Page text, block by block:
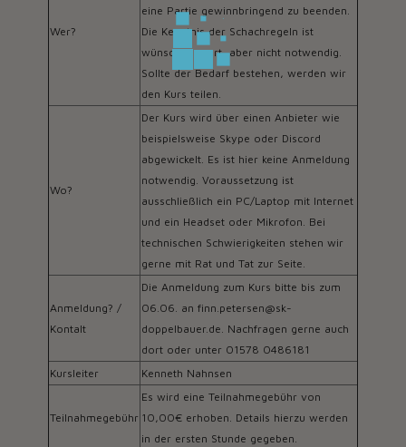
Wer?
eine Partie gewinnbringend zu beenden.
Die Kenntnis der Schachregeln ist
wünschenswert, aber nicht notwendig.
Sollte der Bedarf bestehen, werden wir
den Kurs teilen.
Wo?
Der Kurs wird über einen Anbieter wie
beispielsweise Skype oder Discord
abgewickelt. Es ist hier keine Anmeldung
notwendig. Voraussetzung ist
ausschließlich ein PC/Laptop mit Internet
und ein Headset oder Mikrofon. Bei
technischen Schwierigkeiten stehen wir
gerne mit Rat und Tat zur Seite.
Anmeldung? /
Kontalt
Die Anmeldung zum Kurs bitte bis zum
06.06. an finn.petersen@sk-
doppelbauer.de. Nachfragen gerne auch
dort oder unter 01578 0486181
Kursleiter
Kenneth Nahnsen
Teilnahmegebühr
Es wird eine Teilnahmegebühr von
10,00€ erhoben. Details hierzu werden
in der ersten Stunde gegeben.